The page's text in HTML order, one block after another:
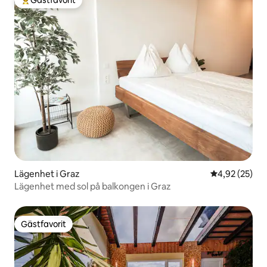
Populär gästfavorit
Lägenhet i Graz 4,92 av 5 i
4,92 (25)
Lägenhet med sol på balkongen i Graz
Gästfavorit
Gästfavorit